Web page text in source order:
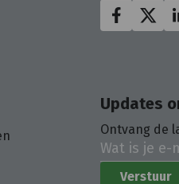
Updates
Ontvang de
Verstuur